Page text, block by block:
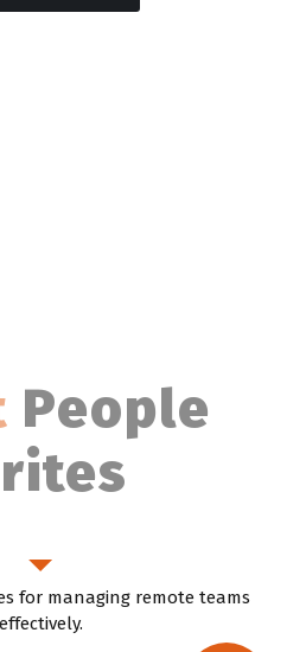
People
for managing remote teams
effectively.